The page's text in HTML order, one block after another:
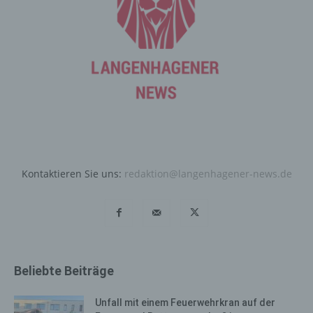
Kontaktieren Sie uns: redaktion@langenhagener-news.de
Beliebte Beiträge
Unfall mit einem Feuerwehrkran auf der
Registrierung gespeichert. Die Speicherung dieser Daten
erfolgt vor dem Hintergrund, dass nur so der Missbrauch
unserer Dienste verhindert werden kann, und diese
Daten im Bedarfsfall ermöglichen, begangene Straftaten
aufzuklären. Insofern ist die Speicherung dieser Daten
Verantwortlichen erforderlich. Eine Weitergabe dieser
freiwilliger Angabe personenbezogener Daten dient dem
betroffenen Person Inhalte oder Leistungen anzubieten,
Registrierung angegebenen personenbezogenen Daten
Datenbestand des für die Verarbeitung Verantwortlichen